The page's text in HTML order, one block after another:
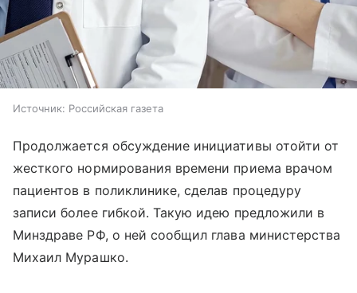
Источник: Российская газета
Продолжается обсуждение инициативы отойти от
жесткого нормирования времени приема врачом
пациентов в поликлинике, сделав процедуру
записи более гибкой. Такую идею предложили в
Минздраве РФ, о ней сообщил глава министерства
Михаил Мурашко.